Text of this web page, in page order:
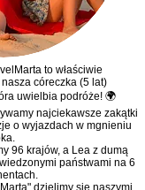
to właściwie
córeczka (5 lat)
uwielbia podróże! 🌍
najciekawsze zakątki
o wyjazdach w mgnieniu
96 krajów, a Lea z dumą